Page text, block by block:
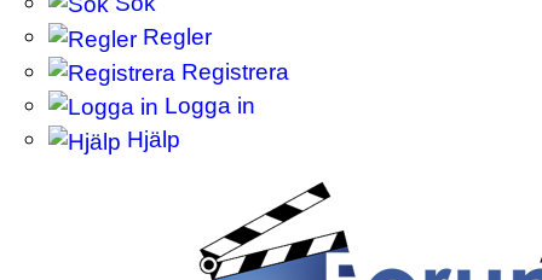
Regler
Registrera
Logga in
Hjälp